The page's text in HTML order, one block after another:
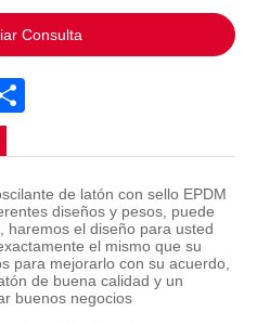
Consulta
de latón con sello EPDM
diseños y pesos, puede
haremos el diseño para usted
el mismo que su
para mejorarlo con su acuerdo,
de buena calidad y un
buenos negocios